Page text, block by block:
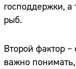
господдержки,
рыб.
Второй фактор
важно понимать,